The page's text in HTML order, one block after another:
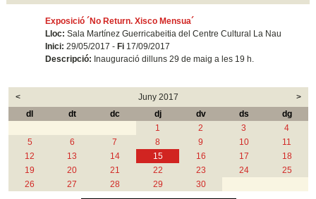
Exposició ´No Return. Xisco Mensua´
Lloc: Sala Martínez Guerricabeitia del Centre Cultural La Nau
Inici: 29/05/2017 - Fi 17/09/2017
Descripció: Inauguració dilluns 29 de maig a les 19 h.
< Juny 2017
>
dl
dt dc dj dv ds
dg
1
2 3
4
5
6 7 8 9 10
11
12
13 14 15 16 17
18
19
20 21 22 23 24
25
26
27 28 29 30